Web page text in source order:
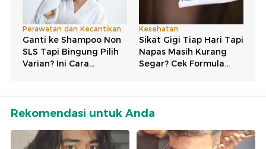
Rekomendasi untuk Anda